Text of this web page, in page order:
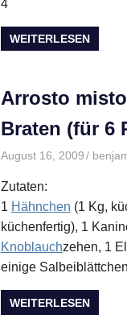
4
WEITERLESEN
Arrosto
Braten (für 6
August 16, 2009
Zutaten:
1 Hähnchen (1 Kg,
küchenfertig), 1
Knoblauchzehen, 1
einige
WEITERLESEN